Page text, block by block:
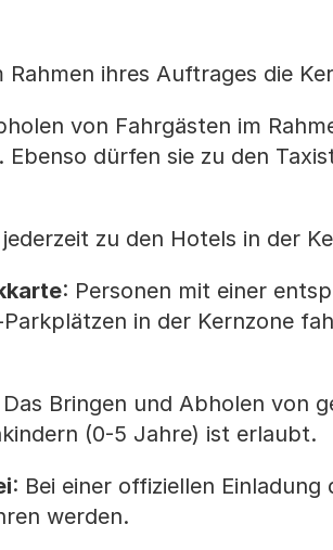
Rahmen ihres Auftrages die
von Fahrgästen im
dürfen sie zu den
zu den Hotels in der
: Personen mit einer
in der Kernzone
Das Bringen und Abholen von
(0-5 Jahre) ist erlaubt.
: Bei einer offiziellen Einladung
werden.